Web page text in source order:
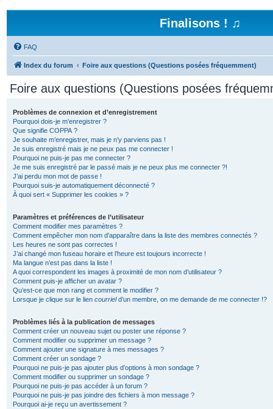
Finalisons ! ♫
FAQ
Index du forum Foire aux questions (Questions posées fréquemment)
Foire aux questions (Questions posées
Problèmes de connexion et d’enregistrement
Pourquoi dois-je m’enregistrer ?
Que signifie COPPA ?
Je souhaite m’enregistrer, mais je n’y parviens pas !
Je suis enregistré mais je ne peux pas me connecter !
Pourquoi ne puis-je pas me connecter ?
Je me suis enregistré par le passé mais je ne peux plus me connecter ?!
J’ai perdu mon mot de passe !
Pourquoi suis-je automatiquement déconnecté ?
À quoi sert « Supprimer les cookies » ?
Paramètres et préférences de l’utilisateur
Comment modifier mes paramètres ?
Comment empêcher mon nom d’apparaître dans la liste des membres connectés ?
Les heures ne sont pas correctes !
J’ai changé mon fuseau horaire et l’heure est toujours incorrecte !
Ma langue n’est pas dans la liste !
A quoi correspondent les images à proximité de mon nom d’utilisateur ?
Comment puis-je afficher un avatar ?
Qu’est-ce que mon rang et comment le modifier ?
Lorsque je clique sur le lien courrield’un membre, on me demande de me connecter !?
Problèmes liés à la publication de messages
Comment créer un nouveau sujet ou poster une réponse ?
Comment modifier ou supprimer un message ?
Comment ajouter une signature à mes messages ?
Comment créer un sondage ?
Pourquoi ne puis-je pas ajouter plus d’options à mon sondage ?
Comment modifier ou supprimer un sondage ?
Pourquoi ne puis-je pas accéder à un forum ?
Pourquoi ne puis-je pas joindre des fichiers à mon message ?
Pourquoi ai-je reçu un avertissement ?